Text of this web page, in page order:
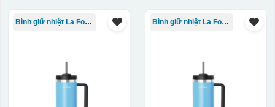
Bình giữ nhiệt La Fonte Bình giữ nhiệt La Fonte